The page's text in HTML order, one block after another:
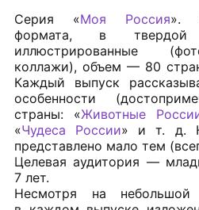
Серия «Моя Россия».
формата, в твердой
иллюстрированные
коллажи), объем — 80
Каждый выпуск
особенности
страны: «Животные
«Чудеса России» и т. д.
представлено мало тем
Целевая аудитория —
7 лет.
Несмотря на